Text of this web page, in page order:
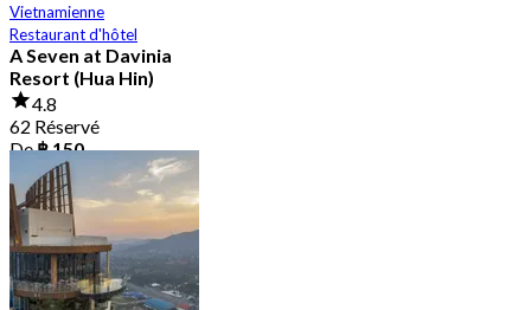
Vietnamienne
Restaurant d'hôtel
A Seven at Davinia
Resort (Hua Hin)
4.8
62 Réservé
De฿ 150